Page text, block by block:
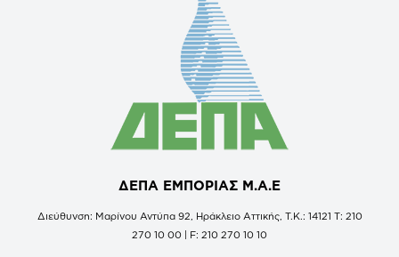
ΔΕΠΑ ΕΜΠΟΡΙΑΣ Μ.Α.Ε
Διεύθυνση: Μαρίνου Αντύπα 92, Ηράκλειο Αττικής, Τ.Κ.: 14121 Τ: 210
270 10 00 | F: 210 270 10 10